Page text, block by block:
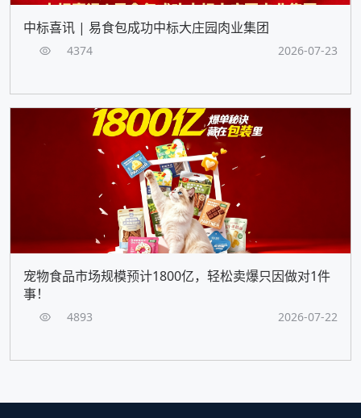
中标喜讯 | 易食包成功中标大庄园肉业集团
4374 2026-07-23
宠物食品市场规模预计1800亿，轻松卖爆只因做对1件
事！
4893 2026-07-22